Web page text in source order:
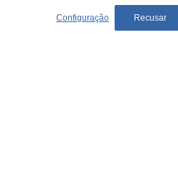
Dicas
Configuração Recusar